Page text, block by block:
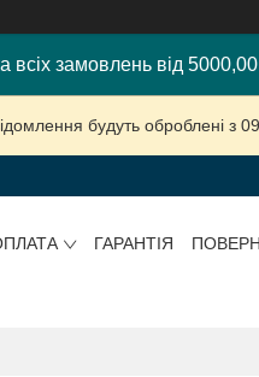
всіх замовлень від 5000,00
будуть оброблені з
ГАРАНТІЯ